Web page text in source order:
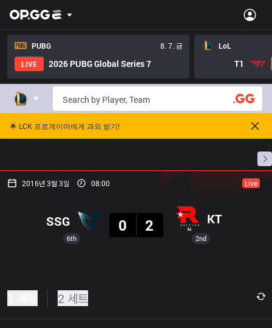
PUBG
8. 7. 금
LIVE
2026 PUBG Global Series 7
LoL
T1
🌟 LCK 프로게이머에게 과외 받기!
프로빌
2016년 3월 3일 08:00 Live
6th
SSG
0
2 KT
2nd
2 세트